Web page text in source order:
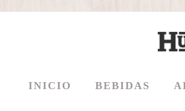
INICIO BEBIDAS